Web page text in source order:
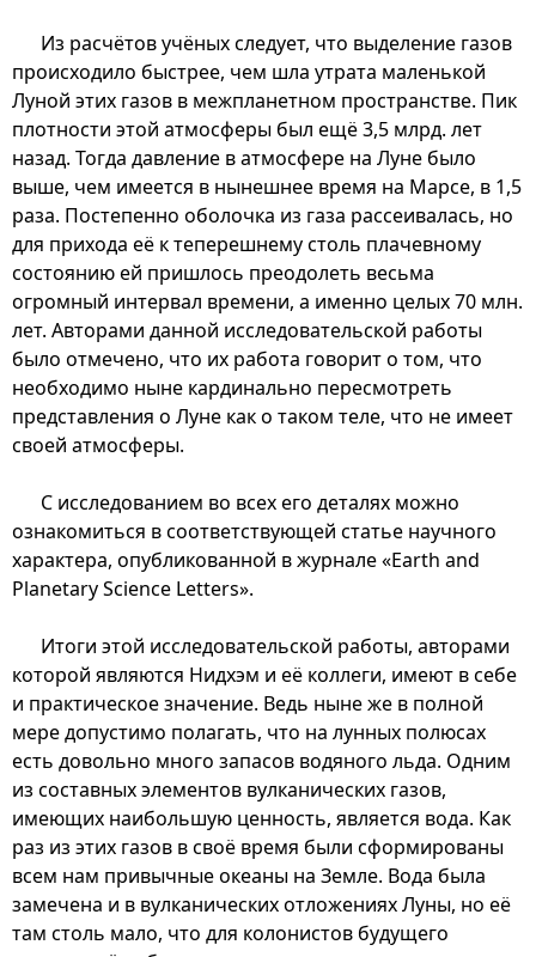
Из расчётов учёных следует, что выделение газов
происходило быстрее, чем шла утрата маленькой
Луной этих газов в межпланетном пространстве. Пик
плотности этой атмосферы был ещё 3,5 млрд. лет
назад. Тогда давление в атмосфере на Луне было
выше, чем имеется в нынешнее время на Марсе, в 1,5
раза. Постепенно оболочка из газа рассеивалась, но
для прихода её к теперешнему столь плачевному
состоянию ей пришлось преодолеть весьма
огромный интервал времени, а именно целых 70 млн.
лет. Авторами данной исследовательской работы
было отмечено, что их работа говорит о том, что
необходимо ныне кардинально пересмотреть
представления о Луне как о таком теле, что не имеет
своей атмосферы.
С исследованием во всех его деталях можно
ознакомиться в соответствующей статье научного
характера, опубликованной в журнале «Earth and
Planetary Science Letters».
Итоги этой исследовательской работы, авторами
которой являются Нидхэм и её коллеги, имеют в себе
и практическое значение. Ведь ныне же в полной
мере допустимо полагать, что на лунных полюсах
есть довольно много запасов водяного льда. Одним
из составных элементов вулканических газов,
имеющих наибольшую ценность, является вода. Как
раз из этих газов в своё время были сформированы
всем нам привычные океаны на Земле. Вода была
замечена и в вулканических отложениях Луны, но её
там столь мало, что для колонистов будущего